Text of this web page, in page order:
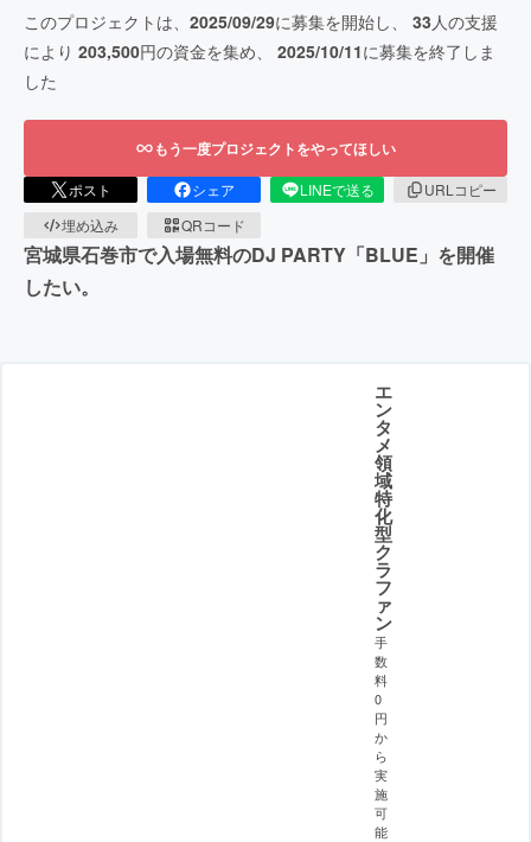
このプロジェクトは、 2025/09/29に募集を開始し、 33 人の支援
により 203,500円の資金を集め、 2025/10/11に募集を終了しま
した
もう一度プロジェクトをやってほしい
ポスト シェア LINEで送る
URLコピー
埋め込み
QRコード
宮城県石巻市で入場無料のDJ PARTY「BLUE」を開催
したい。
エ
ン
タ
メ
領
域
特
化
型
ク
ラ
フ
ァ
ン
手
数
料
0
円
か
ら
実
施
可
能